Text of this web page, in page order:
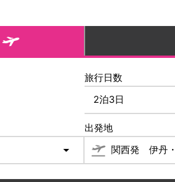
旅行日数
出発地